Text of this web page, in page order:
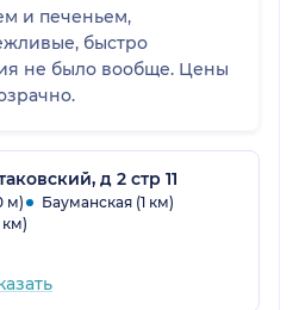
и печеньем,
быстро
не было вообще. Цены
д 2 стр 11
м)
Бауманская (1 км)
км)